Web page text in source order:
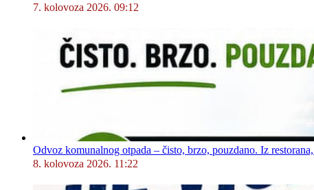
7. kolovoza 2026. 09:12
Odvoz komunalnog otpada – čisto, brzo, pouzdano. Iz
8. kolovoza 2026. 11:22